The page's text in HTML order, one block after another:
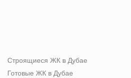
Строящиеся ЖК в Дубае
Готовые ЖК в Дубае